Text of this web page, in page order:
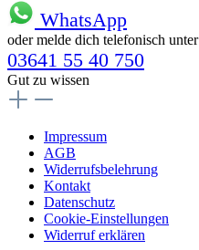
WhatsApp
oder melde dich telefonisch unter
03641 55 40 750
Gut zu wissen
Impressum
AGB
Widerrufsbelehrung
Kontakt
Datenschutz
Cookie-Einstellungen
Widerruf erklären